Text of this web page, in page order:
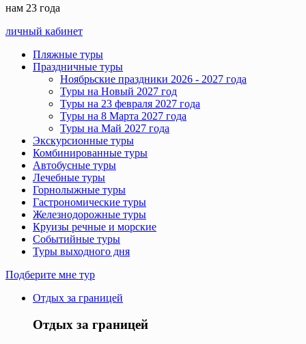
нам 23 года
личный кабинет
Пляжные туры
Праздничные туры
Ноябрьские праздники 2026 - 2027 года
Туры на Новый 2027 год
Туры на 23 февраля 2027 года
Туры на 8 Марта 2027 года
Туры на Май 2027 года
Экскурсионные туры
Комбинированные туры
Автобусные туры
Лечебные туры
Горнолыжные туры
Гастрономические туры
Железнодорожные туры
Круизы речные и морские
Событийные туры
Туры выходного дня
Подберите мне тур
Отдых за границей
Отдых за границей